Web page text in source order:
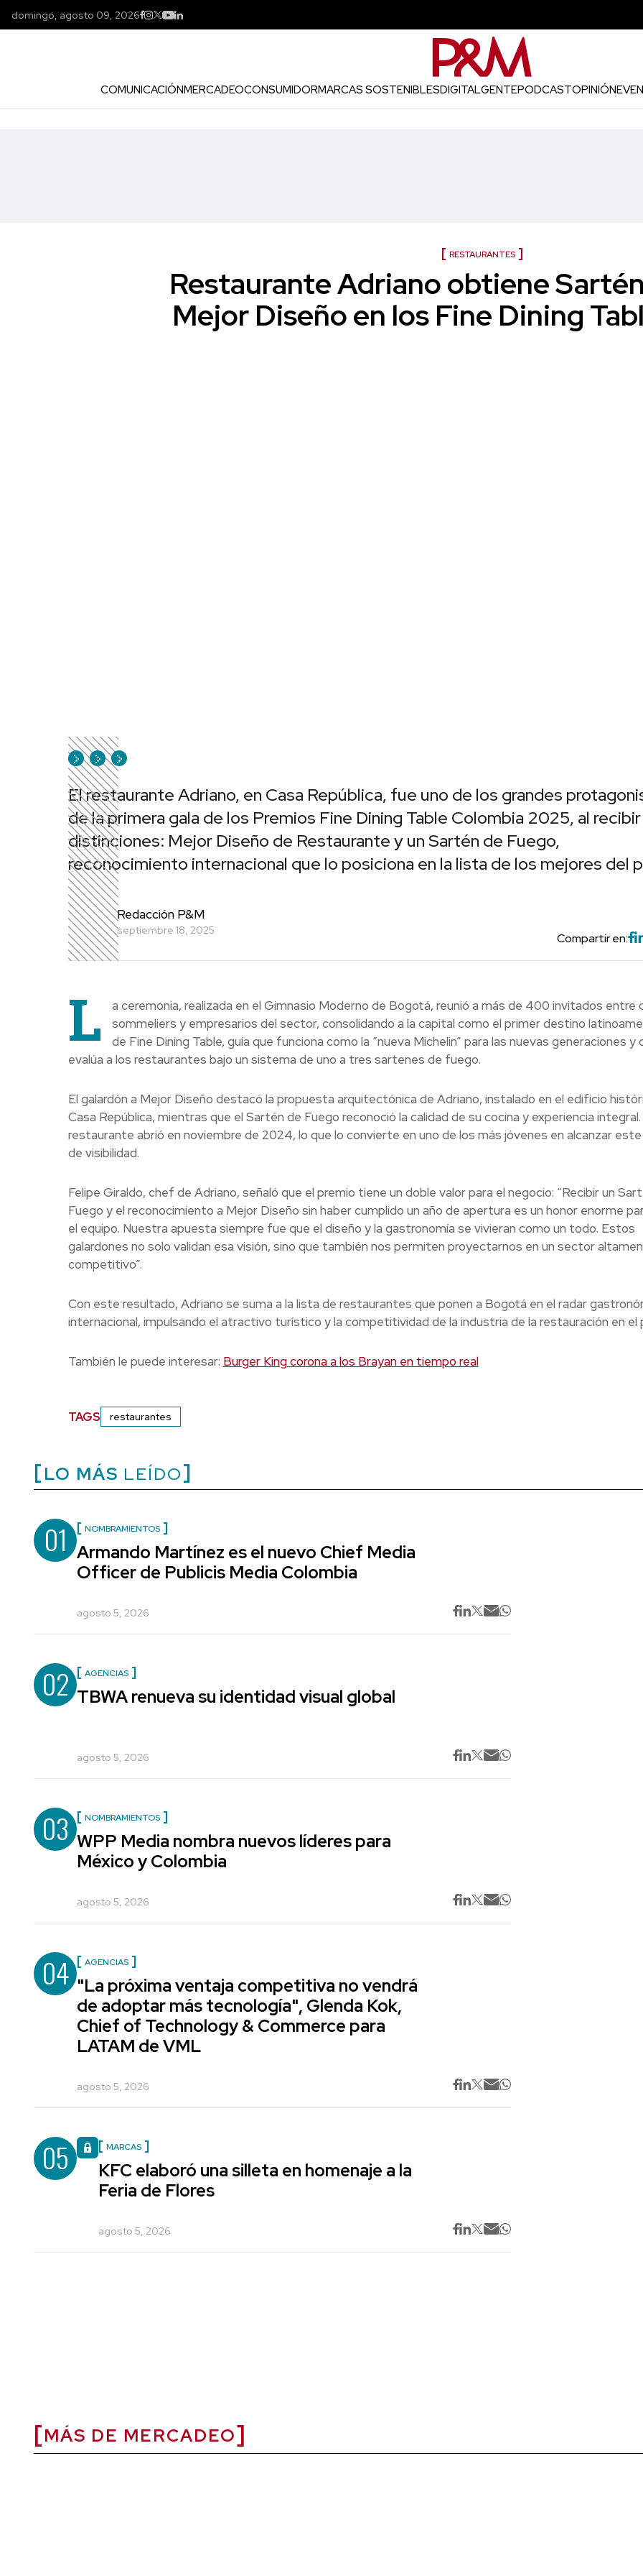
domingo, agosto 09, 2026
COMUNICACIÓNMERCADEOCONSUMIDORMARCAS SOSTENIBLESDIGITALGENTEPODCASTOPINIÓN
RESTAURANTES
Restaurante Adriano obtiene
Mejor Diseño en los Fine Dining
El restaurante Adriano, en Casa República, fue uno de los grandes
de la primera gala de los Premios Fine Dining Table Colombia 2025, al
distinciones: Mejor Diseño de Restaurante y un Sartén de Fuego,
reconocimiento internacional que lo posiciona en la lista de los mejores del
Redacción P&M
septiembre 18, 2025
Compartir en:
L
a ceremonia, realizada en el Gimnasio Moderno de Bogotá, reunió a más de 400 invitados entre
sommeliers y empresarios del sector, consolidando a la capital como el primer destino
de Fine Dining Table, guía que funciona como la “nueva Michelin” para las nuevas generaciones y
evalúa a los restaurantes bajo un sistema de uno a tres sartenes de fuego.
El galardón a Mejor Diseño destacó la propuesta arquitectónica de Adriano, instalado en el edificio
Casa República, mientras que el Sartén de Fuego reconoció la calidad de su cocina y experiencia integral.
restaurante abrió en noviembre de 2024, lo que lo convierte en uno de los más jóvenes en alcanzar este
de visibilidad.
Felipe Giraldo, chef de Adriano, señaló que el premio tiene un doble valor para el negocio: “Recibir un
Fuego y el reconocimiento a Mejor Diseño sin haber cumplido un año de apertura es un honor enorme
el equipo. Nuestra apuesta siempre fue que el diseño y la gastronomía se vivieran como un todo. Estos
galardones no solo validan esa visión, sino que también nos permiten proyectarnos en un sector
competitivo”.
Con este resultado, Adriano se suma a la lista de restaurantes que ponen a Bogotá en el radar
internacional, impulsando el atractivo turístico y la competitividad de la industria de la restauración en el
También le puede interesar: Burger King corona a los Brayan en tiempo real
TAGS restaurantes
LO MÁS LEÍDO
01 NOMBRAMIENTOS
Armando Martínez es el nuevo Chief Media
Officer de Publicis Media Colombia
agosto 5, 2026
02 AGENCIAS
TBWA renueva su identidad visual global
agosto 5, 2026
03 NOMBRAMIENTOS
WPP Media nombra nuevos líderes para
México y Colombia
agosto 5, 2026
04 AGENCIAS
"La próxima ventaja competitiva no vendrá
de adoptar más tecnología", Glenda Kok,
Chief of Technology & Commerce para
LATAM de VML
agosto 5, 2026
05 MARCAS
KFC elaboró una silleta en homenaje a la
Feria de Flores
agosto 5, 2026
MÁS DE MERCADEO